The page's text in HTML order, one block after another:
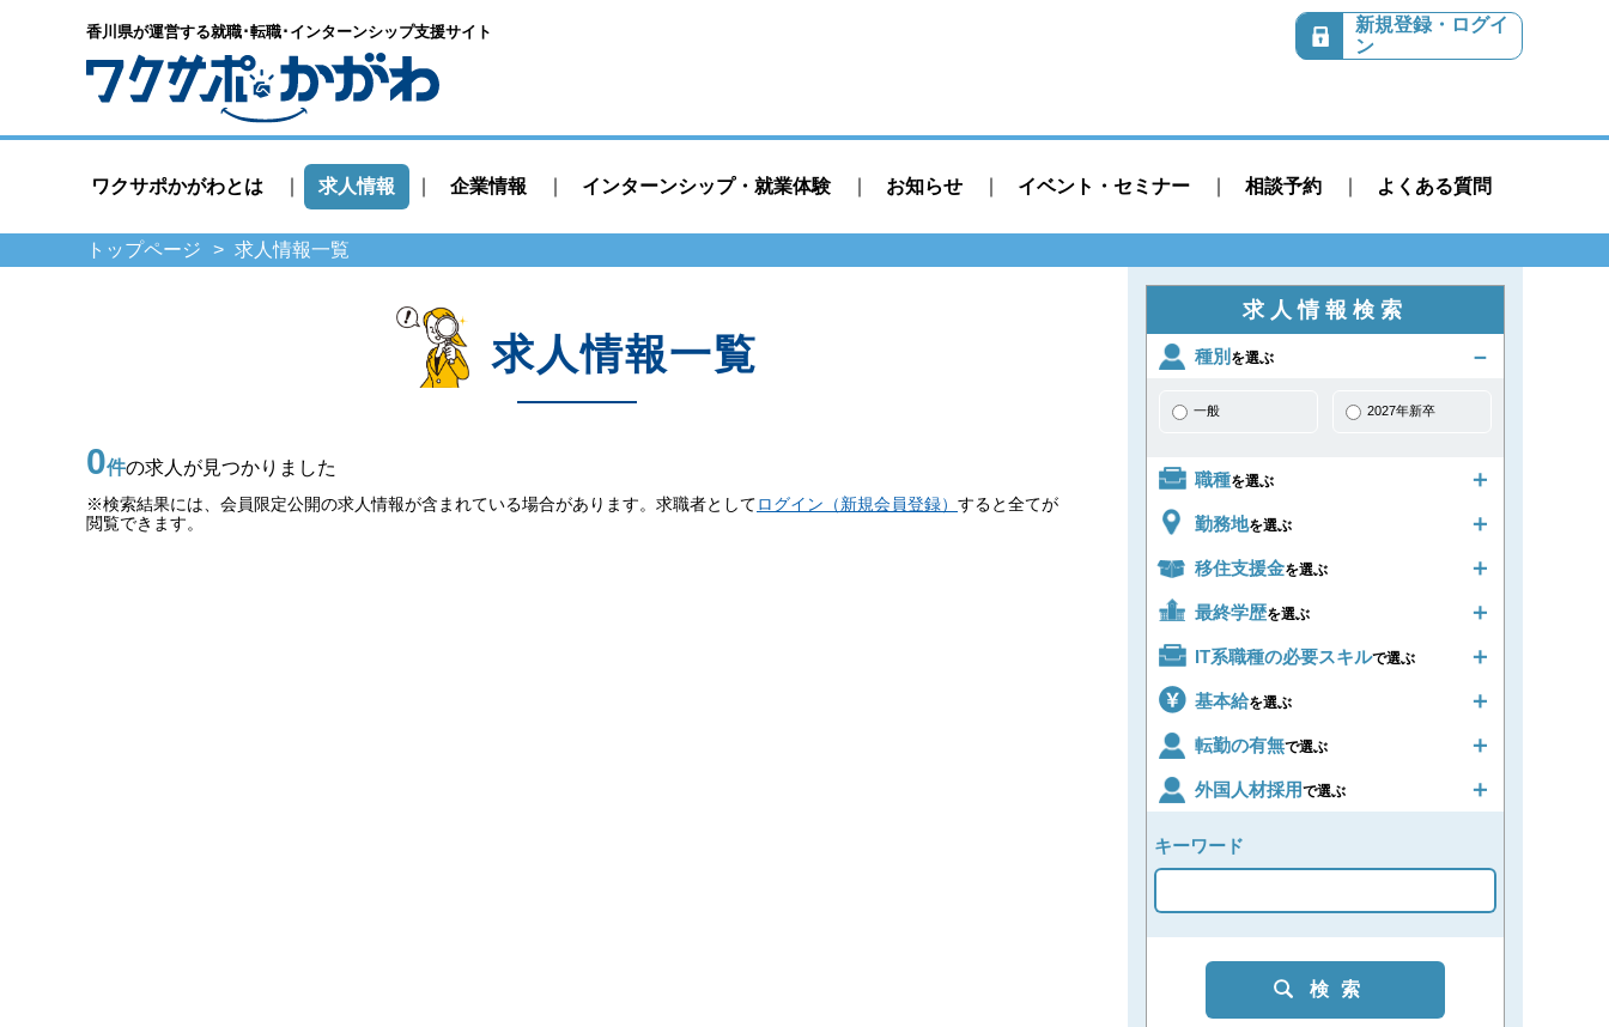
香川県が運営する就職･転職･ インターンシップ支援サイト
新規登録・ログイ
ン
ワクサポかがわとは 求人情報 企業情報 インターンシップ・就業体験 お知らせ イベント・セミナー 相談予約 よくある質問
トップページ 求人情報一覧
求人情報一覧
0件の求人が見つかりました
※検索結果には、会員限定公開の求人情報が含まれている場合があります。求職者としてログイン（新規会員登録） すると全てが
閲覧できます。
求人情報検索
種別 を選ぶ
一般 2027年新卒
職種を選ぶ
勤務地を選ぶ
移住支援金を選ぶ
最終学歴を選ぶ
IT系職種の必要スキルで選ぶ
基本給を選ぶ
転勤の有無で選ぶ
外国人材採用で選ぶ
キーワード
検索